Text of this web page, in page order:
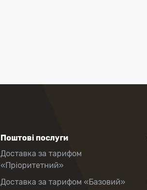
Поштові послуги
Доставка за тарифом
«Пріоритетний»
Доставка за тарифом «Базовий»